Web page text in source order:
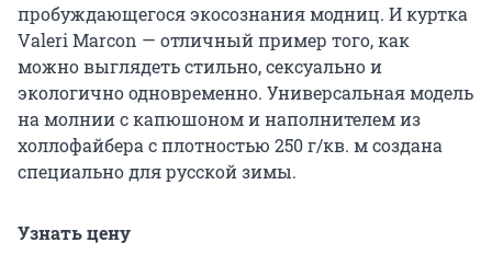
пробуждающегося экосознания модниц. И куртка
Valeri Marcon — отличный пример того, как
можно выглядеть стильно, сексуально и
экологично одновременно. Универсальная модель
на молнии с капюшоном и наполнителем из
холлофайбера с плотностью 250 г/кв. м создана
специально для русской зимы.
Узнать цену